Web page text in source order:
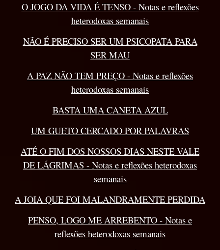
O JOGO DA VIDA É TENSO - Notas e reflexões
heterodoxas semanais
NÃO É PRECISO SER UM PSICOPATA PARA
SER MAU
A PAZ NÃO TEM PREÇO - Notas e reflexões
heterodoxas semanais
BASTA UMA CANETA AZUL
UM GUETO CERCADO POR PALAVRAS
ATÉ O FIM DOS NOSSOS DIAS NESTE VALE
DE LÁGRIMAS - Notas e reflexões heterodoxas
semanais
A JOIA QUE FOI MALANDRAMENTE PERDIDA
PENSO, LOGO ME ARREBENTO - Notas e
reflexões heterodoxas semanais